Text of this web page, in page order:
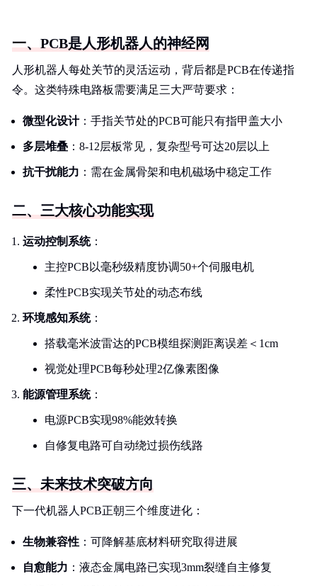
一、PCB是人形机器人的神经网
人形机器人每处关节的灵活运动，背后都是PCB在传递指
令。这类特殊电路板需要满足三大严苛要求：
微型化设计：手指关节处的PCB可能只有指甲盖大小
多层堆叠 ：8-12层板常见，复杂型号可达20层以上
抗干扰能力 ：需在金属骨架和电机磁场中稳定工作
二、三大核心功能实现
运动控制系统：
主控PCB以毫秒级精度协调50+个伺服电机
柔性PCB实现关节处的动态布线
环境感知系统：
搭载毫米波雷达的PCB模组探测距离误差＜1cm
视觉处理PCB每秒处理2亿像素图像
能源管理系统：
电源PCB实现98%能效转换
自修复电路可自动绕过损伤线路
三、未来技术突破方向
下一代机器人PCB正朝三个维度进化：
生物兼容性 ：可降解基底材料研究取得进展
自愈能力 ：液态金属电路已实现3mm裂缝自主修复